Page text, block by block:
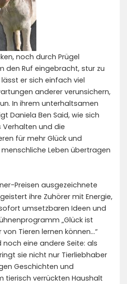
noch durch Prügel
den Ruf eingebracht, stur zu
er sich einfach viel
anderer verunsichern,
In ihrem unterhaltsamen
Daniela Ben Said, wie sich
Verhalten und die
für mehr Glück und
Leben übertragen
Preisen ausgezeichnete
ihre Zuhörer mit Energie,
umsetzbaren Ideen und
„Glück ist
Tieren lernen können…“
noch eine andere Seite: als
sie nicht nur Tierliebhaber
Geschichten und
tierisch verrückten Haushalt